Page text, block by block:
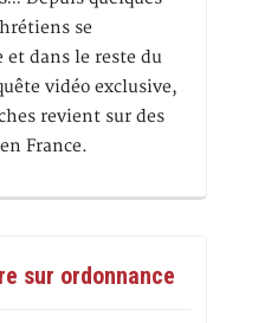
se
dans le reste du
vidéo exclusive,
revient sur des
France.
sur ordonnance